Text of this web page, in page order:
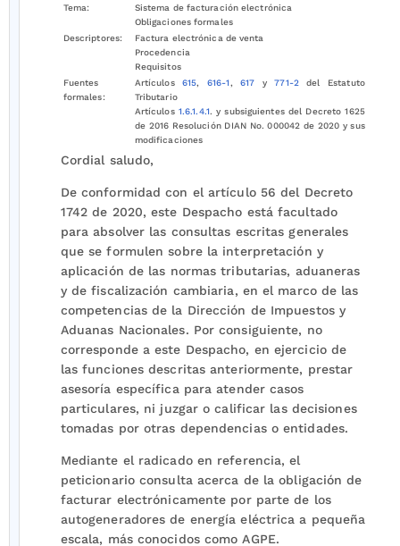
Tema:
Sistema de facturación electrónica
Obligaciones formales
Descriptores:
Factura electrónica de venta
Procedencia
Requisitos
Fuentes
formales:
Artículos615, 616-1 ,617 y771-2del Estatuto
Tributario
Artículos 1.6.1.4.1. y subsiguientes del Decreto 1625
de 2016 Resolución DIAN No. 000042 de 2020 y sus
modificaciones
Cordial saludo,
De conformidad con el artículo 56 del Decreto
1742 de 2020, este Despacho está facultado
para absolver las consultas escritas generales
que se formulen sobre la interpretación y
aplicación de las normas tributarias, aduaneras
y de fiscalización cambiaria, en el marco de las
competencias de la Dirección de Impuestos y
Aduanas Nacionales. Por consiguiente, no
corresponde a este Despacho, en ejercicio de
las funciones descritas anteriormente, prestar
asesoría específica para atender casos
particulares, ni juzgar o calificar las decisiones
tomadas por otras dependencias o entidades.
Mediante el radicado en referencia, el
peticionario consulta acerca de la obligación de
facturar electrónicamente por parte de los
autogeneradores de energía eléctrica a pequeña
escala, más conocidos como AGPE.